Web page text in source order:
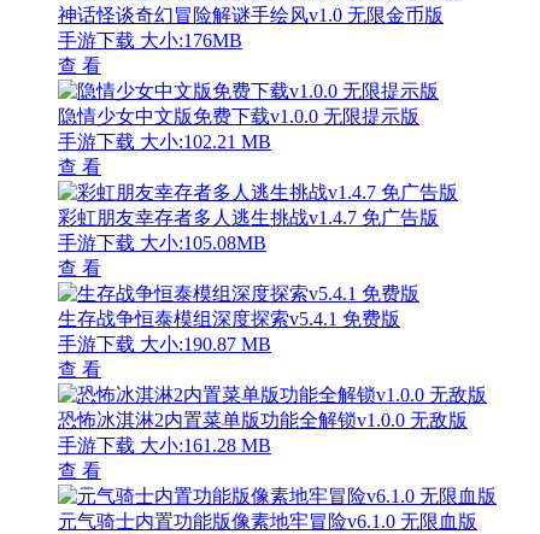
神话怪谈奇幻冒险解谜手绘风v1.0 无限金币版
手游下载 大小:176MB
查 看
隐情少女中文版免费下载v1.0.0 无限提示版
手游下载 大小:102.21 MB
查 看
彩虹朋友幸存者多人逃生挑战v1.4.7 免广告版
手游下载 大小:105.08MB
查 看
生存战争恒泰模组深度探索v5.4.1 免费版
手游下载 大小:190.87 MB
查 看
恐怖冰淇淋2内置菜单版功能全解锁v1.0.0 无敌版
手游下载 大小:161.28 MB
查 看
元气骑士内置功能版像素地牢冒险v6.1.0 无限血版